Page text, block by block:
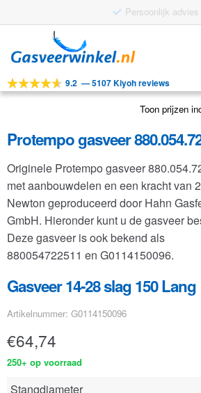
door
navigatie
naar
inhoud
Tools
Toepassingen
Klantenservice
FAQ
9.2 —5107 Kiyoh reviews
Toon prijzen
Protempo gasveer
Originele Protempo gasveer
met aanbouwdelen en een kracht van
Newton geproduceerd door Hahn
GmbH. Hieronder kunt u de gasveer
Deze gasveer is ook bekend als
880054722511 en G0114150096.
Gasveer 14-28 slag 150 Lang
Artikelnummer: G0114150096
€64,74
250+ op voorraad
Stangdiameter